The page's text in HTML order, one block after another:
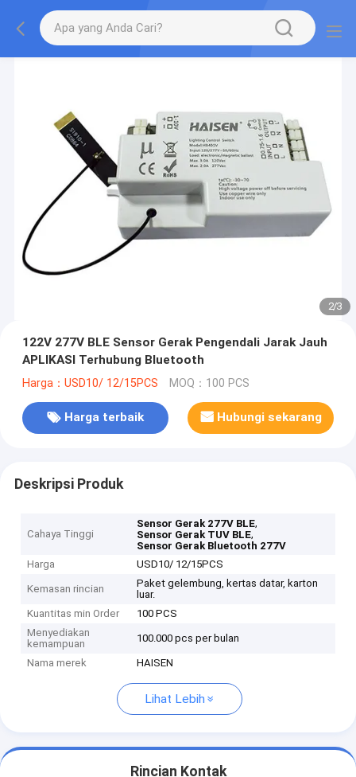
2/3
122V 277V BLE Sensor Gerak Pengendali Jarak Jauh
APLIKASI Terhubung Bluetooth
Harga：USD10/ 12/15PCS MOQ：100 PCS
Harga terbaik Hubungi sekarang
Deskripsi Produk
Cahaya Tinggi
Sensor Gerak 277V BLE,
Sensor Gerak TUV BLE,
Sensor Gerak Bluetooth 277V
Harga
USD10/ 12/15PCS
Kemasan rincian
Paket gelembung, kertas datar, karton
luar.
Kuantitas min Order
100 PCS
Menyediakan
kemampuan
100.000 pcs per bulan
Nama merek HAISEN
Lihat Lebih
Rincian Kontak